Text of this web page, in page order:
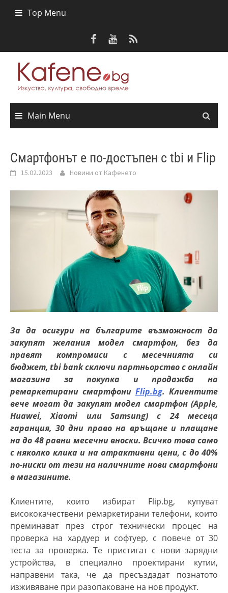
Top Menu
Main Menu
Смартфонът е по-достъпен с tbi и Flip
15.02.2023 Новини от Кафенето
За да осигури на българите възможност да
закупят желания модел смартфон, без да
правят компромиси с месечнията си
бюджет, tbibankсключи партньорство с онлайн
магазина за покупка и продажба на
ремаркетирани смартфони Flip.bg. Клиентите
вече могат да закупят модел смартфон (Apple,
Huawei, Xiaomi или Samsung) с 24 месеца
гаранция, 30 дни право на връщане и плащане
надо 48 равни месечнивноски. Всичко това само
с няколко клика и на атрактивни цени, с до 40%
по-ниски от тези на наличните нови смартфони
в магазините.
Клиентите, които избират Flip.bg, купуват
висококачествени ремаркетирани телефони, които
преминават през строг технически процес на
проверка на хардуер и софтуер, с повече от 30
теста за проверка. Те пристигат с нови зарядни
устройства, в специално проектирани кутии,
направени така, че да пресъздадат познатото
изживяване при разопаковане на нов продукт.